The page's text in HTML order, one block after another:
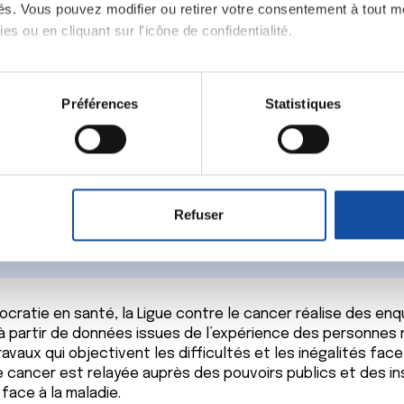
Vous pouvez modifier ou retirer votre consentement à tout
ou en cliquant sur l'icône de confidentialité.
également :
sur votre localisation géographique qui peuvent être
de vos données personnelles et définir vos
ou retirer votre consentement à tout moment à partir de la
de publicité et d'analyse, qui peuvent combiner celles-ci
Préférences Statistiques
Refuser
DAI@ligue-cancer.net Contactez votre comité
de la Ligue
en santé, la Ligue contre le cancer réalise des
de données issues de l’expérience des personnes
qui objectivent les difficultés et les inégalités face
est relayée auprès des pouvoirs publics et des
à la maladie.